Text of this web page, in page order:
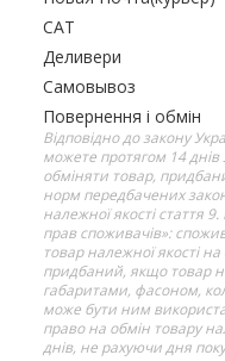
САТ
Деливери
Самовывоз
Повернення і обмін
Відповідно до закону
можете протягом 14
обміняти товар,
норм передбачених
належної якості стаття
прав споживачів»:
товар належної якості
придбаний, якщо товар
габаритами, фасоном,
може бути ним
право на обмін товару
днів, не рахуючи дня